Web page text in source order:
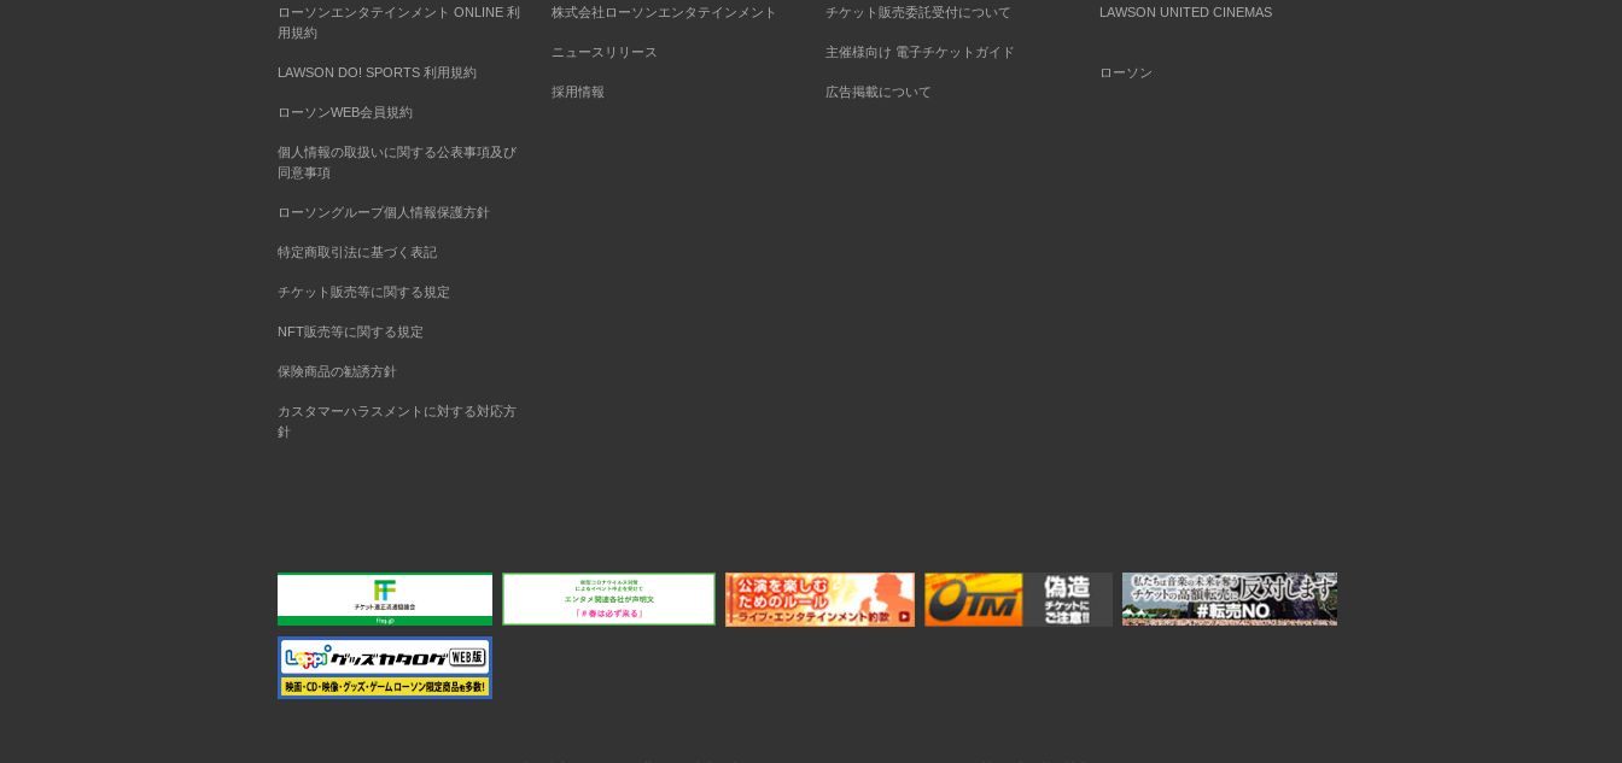
ローソンエンタテインメント ONLINE 利
用規約
LAWSON DO! SPORTS 利用規約
ローソンWEB会員規約
個人情報の取扱いに関する公表事項及び
同意事項
ローソングループ個人情報保護方針
特定商取引法に基づく表記
チケット販売等に関する規定
NFT販売等に関する規定
保険商品の勧誘方針
カスタマーハラスメントに対する対応方
針
株式会社ローソンエンタテインメント
ニュースリリース
採用情報
チケット販売委託受付について
主催様向け 電子チケットガイド
広告掲載について
LAWSON UNITED CINEMAS
ローソン